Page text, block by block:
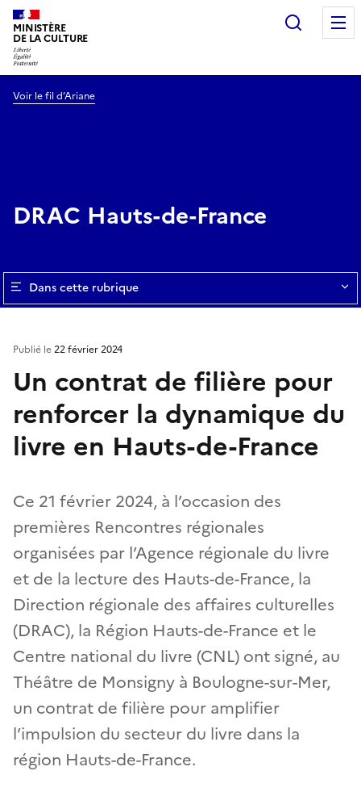
MINISTÈRE
DE LA CULTURE
Voir le fil d’Ariane
DRAC Hauts-de-France
Dans cette rubrique
Un contrat de filière pour
renforcer la dynamique du
livre en Hauts-de-France
Ce 21 février 2024, à l’occasion des
premières Rencontres régionales
organisées par l’Agence régionale du livre
et de la lecture des Hauts-de-France, la
Direction régionale des affaires culturelles
(DRAC), la Région Hauts-de-France et le
Centre national du livre (CNL) ont signé, au
Théâtre de Monsigny à Boulogne-sur-Mer,
un contrat de filière pour amplifier
l’impulsion du secteur du livre dans la
région Hauts-de-France.
Publié le22 février 2024